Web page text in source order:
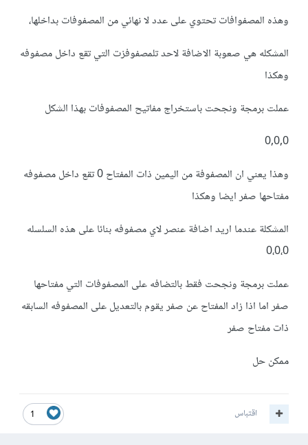
وهذه المصفوافات تحتوي على عدد لا نهائي من المصفوفات بداخلها،
المشكله هي صعوبة الاضافة لاحد تلمصفوفزت التي تقع داخل مصفوفه
وهكذا
عملت برمجة ونجحت باستخراج مفاتيح المصفوفات بهذا الشكل
0,0,0
وهذا يعني ان المصفوفة من اليمين ذات المفتاح 0 تقع داخل مصفوفه
مفتاحها صفر ايضا وهكذا
المشكلة عندما اريد اضافة عنصر لاي مصفوفه بنائا على هذه السلسله
0،0،0
عملت برمجة ونجحت فقط بالتضافه على المصفوفات التي مفتاحها
صفر اما اذا زاد المفتاح عن صفر يقوم بالتعديل على المصفوفه السابقه
ذات مفتاح صفر
ممكن حل
1 اقتباس